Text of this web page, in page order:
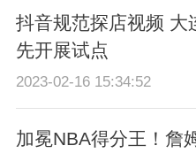
抖音规范探店视频 大
先开展试点
2023-02-16 15:34:52
加冕NBA得分王！詹